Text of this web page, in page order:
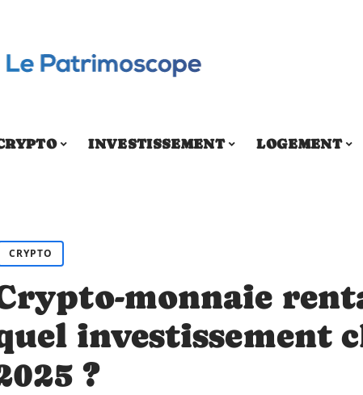
INVESTISSEMENT LOGEMENT
CRYPTO
monnaie
investissement
?